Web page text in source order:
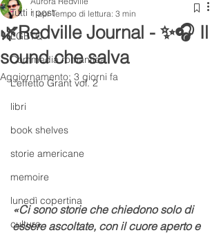
Tutti i post
LGBTQ
Commedia romantica
L’effetto Grant vol. 2
libri
book shelves
storie americane
memoire
lunedì copertina
cultura
🌿Redville Journal - ✨🎧 Il
sound che salva
1 apr Tempo di lettura: 3 min
Aggiornamento: 3 giorni fa
«Ci sono storie che chiedono solo di
essere ascoltate, con il cuore aperto e